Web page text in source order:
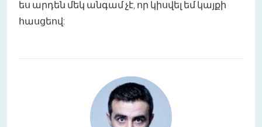
ես արդեն մեկ անգամ չէ, որ կիսվել եմ կայքի
հասցեով: